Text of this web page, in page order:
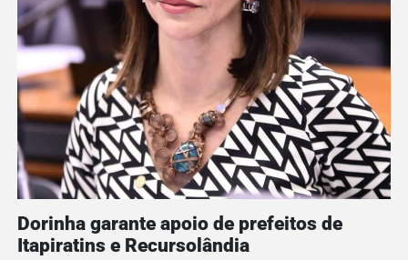
Dorinha garante apoio de prefeitos de
Itapiratins e Recursolândia